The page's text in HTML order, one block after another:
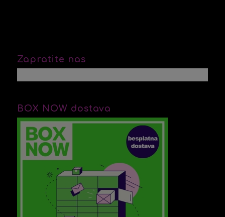
Zapratite nas
BOX NOW dostava